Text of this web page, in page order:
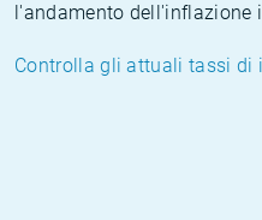
l'andamento dell'inflazione
Controlla gli attuali tassi di